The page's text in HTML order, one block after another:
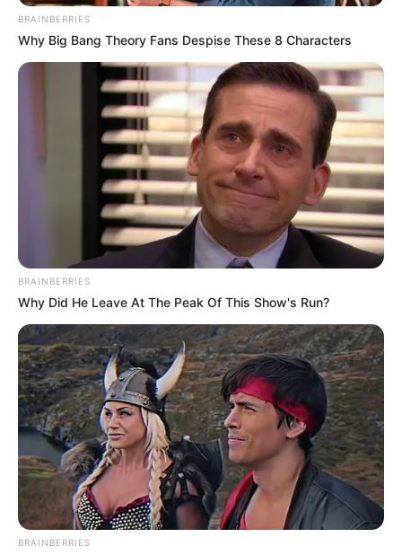
Tropes Hollywood Invented That Have Nothing To Do
BRAINBERRIES
Remember The Justin Timberlake Moment That
Defined The 2000s?
BRAINBERRIES
Why Big Bang Theory Fans Despise These 8 Characters
BRAINBERRIES
Why Did He Leave At The Peak Of This Show's Run?
BRAINBERRIES